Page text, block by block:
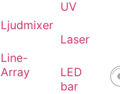
Ljudmixer
Line-
Array
UV
Laser
LED
bar